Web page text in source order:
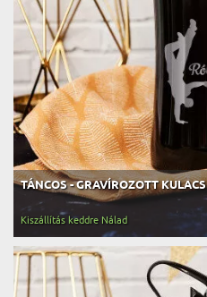
TÁNCOS - GRAVÍROZOTT KULACS
Kiszállítás keddre Nálad